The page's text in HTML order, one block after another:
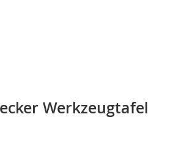
Werkzeugtafel